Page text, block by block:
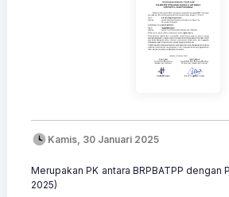
Kamis, 30 Januari 2025
Merupakan PK antara BRPBATPP dengan
2025)